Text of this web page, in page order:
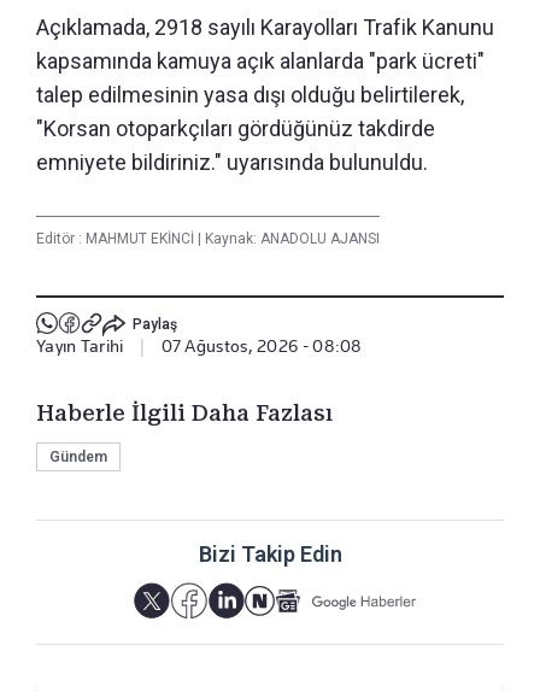
Açıklamada, 2918 sayılı Karayolları Trafik Kanunu
kapsamında kamuya açık alanlarda "park ücreti"
talep edilmesinin yasa dışı olduğu belirtilerek,
"Korsan otoparkçıları gördüğünüz takdirde
emniyete bildiriniz." uyarısında bulunuldu.
Editör : MAHMUT EKİNCİ | Kaynak: ANADOLU AJANSI
Paylaş
Yayın Tarihi 07 Ağustos, 2026 - 08:08
Haberle İlgili Daha Fazlası
Gündem
Bizi Takip Edin